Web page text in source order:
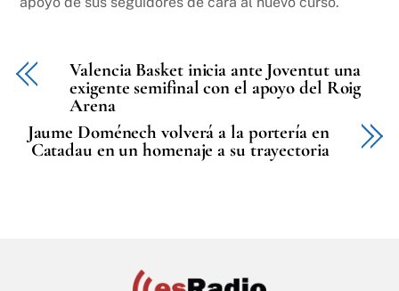
Valencia Basket inicia ante Joventut una
exigente semifinal con el apoyo del Roig
Arena
Jaume Doménech volverá a la portería en
Catadau en un homenaje a su trayectoria